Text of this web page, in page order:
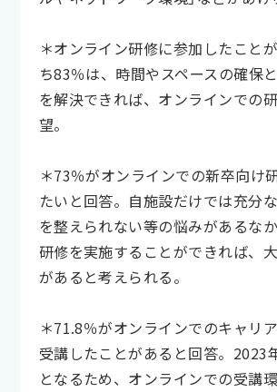
＊オンライン研修に参加したこと
ち83％は、時間やスペースの確保
を解決できれば、オンラインでの
望。
＊73％がオンラインでの新卒向け
たいと回答。自施設だけでは充分
を整えられない等の悩みがあるな
研修を実施することができれば、
があると考えられる。
＊71.8％がオンラインでのキャリ
受講したことがあると回答。2023
となるため、オンラインでの受講